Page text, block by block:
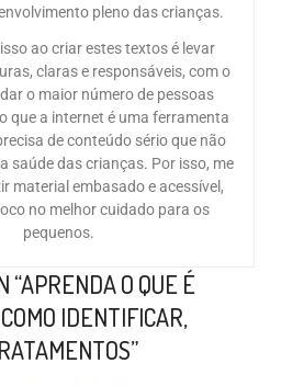
pleno das crianças.
ao criar estes textos é levar
claras e responsáveis, com o
o maior número de pessoas
que a internet é uma ferramenta
de conteúdo sério que não
saúde das crianças. Por isso, me
material embasado e acessível,
no melhor cuidado para os
pequenos.
“APRENDA O QUE É
IDENTIFICAR,
”